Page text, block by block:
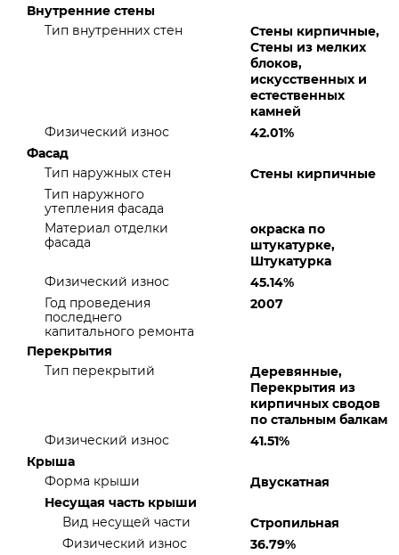
Внутренние стены
Тип внутренних стен
Стены кирпичные,
Стены из мелких
блоков,
искусственных и
естественных
камней
Физический износ
42.01%
Фасад
Тип наружных стен
Стены кирпичные
Тип наружного
утепления фасада
Материал отделки
фасада
окраска по
штукатурке,
Штукатурка
Физический износ
45.14%
Год проведения
последнего
капитального ремонта
2007
Перекрытия
Тип перекрытий
Деревянные,
Перекрытия из
кирпичных сводов
по стальным балкам
Физический износ
41.51%
Крыша
Форма крыши
Двускатная
Несущая часть крыши
Вид несущей части
Стропильная
Физический износ
36.79%